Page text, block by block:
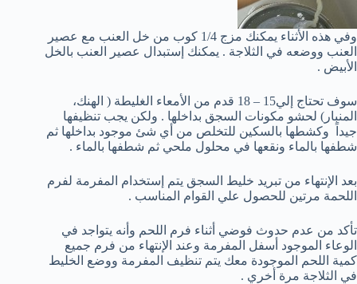
وفي هذه الأثناء يمكنك مزج 1/4 كوب من خل العنب مع عصير
العنب ووضعه في الثلاجة . يمكنك إستبدال عصير العنب بالخل
الأبيض .
سوف تحتاج إلي15 – 18 قدم من الأمعاء الغليطة ( الهنك،
المنبار) لحشو مكونات السجق بداخلها . ولكن يجب تنظيفها
جيداً وكشطها بالسكين للتخلص من أي شئ موجود بداخلها ثم
شطفها بالماء ونقعها في محلول ملحي ثم شطفها بالماء .
بعد الإنتهاء من تبريد خليط السجق يتم إستخدام المفرمة لفرم
اللحمة مرتين للحصول علي القوام المناسب .
تأكد من عدم حدوث فوضي أثناء فرم اللحم وأنه يتواجد في
الوعاء الموجود أسفل المفرمة وعند الإنتهاء من فرم جميع
كمية اللحم الموجودة معك يتم تنظيف المفرمة ووضع الخليط
في الثلاجة مرة أخري .